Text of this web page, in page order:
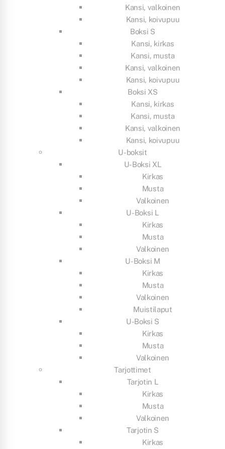
Kansi, valkoinen
Kansi, koivupuu
Boksi S
Kansi, kirkas
Kansi, musta
Kansi, valkoinen
Kansi, koivupuu
Boksi XS
Kansi, kirkas
Kansi, musta
Kansi, valkoinen
Kansi, koivupuu
U-boksit
U-Boksi XL
Kirkas
Musta
Valkoinen
U-Boksi L
Kirkas
Musta
Valkoinen
U-Boksi M
Kirkas
Musta
Valkoinen
Muistilaput
U-Boksi S
Kirkas
Musta
Valkoinen
Tarjottimet
Tarjotin L
Kirkas
Musta
Valkoinen
Tarjotin S
Kirkas